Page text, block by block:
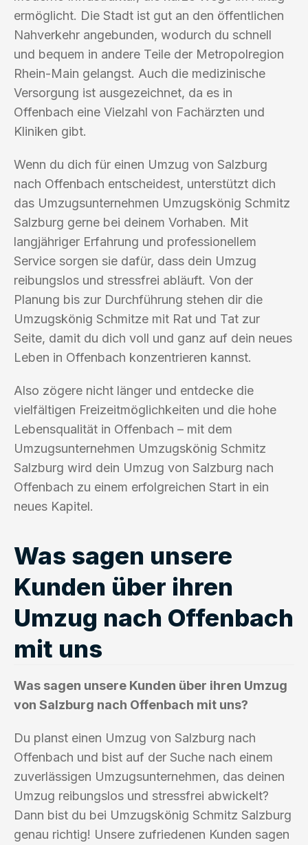
ermöglicht. Die Stadt ist gut an den öffentlichen
Nahverkehr angebunden, wodurch du schnell
und bequem in andere Teile der Metropolregion
Rhein-Main gelangst. Auch die medizinische
Versorgung ist ausgezeichnet, da es in
Offenbach eine Vielzahl von Fachärzten und
Kliniken gibt.
Wenn du dich für einen Umzug von Salzburg
nach Offenbach entscheidest, unterstützt dich
das Umzugsunternehmen Umzugskönig Schmitz
Salzburg gerne bei deinem Vorhaben. Mit
langjähriger Erfahrung und professionellem
Service sorgen sie dafür, dass dein Umzug
reibungslos und stressfrei abläuft. Von der
Planung bis zur Durchführung stehen dir die
Umzugskönig Schmitze mit Rat und Tat zur
Seite, damit du dich voll und ganz auf dein neues
Leben in Offenbach konzentrieren kannst.
Also zögere nicht länger und entdecke die
vielfältigen Freizeitmöglichkeiten und die hohe
Lebensqualität in Offenbach – mit dem
Umzugsunternehmen Umzugskönig Schmitz
Salzburg wird dein Umzug von Salzburg nach
Offenbach zu einem erfolgreichen Start in ein
neues Kapitel.
Was sagen unsere
Kunden über ihren
Umzug nach Offenbach
mit uns
Was sagen unsere Kunden über ihren Umzug
von Salzburg nach Offenbach mit uns?
Du planst einen Umzug von Salzburg nach
Offenbach und bist auf der Suche nach einem
zuverlässigen Umzugsunternehmen, das deinen
Umzug reibungslos und stressfrei abwickelt?
Dann bist du bei Umzugskönig Schmitz Salzburg
genau richtig! Unsere zufriedenen Kunden sagen